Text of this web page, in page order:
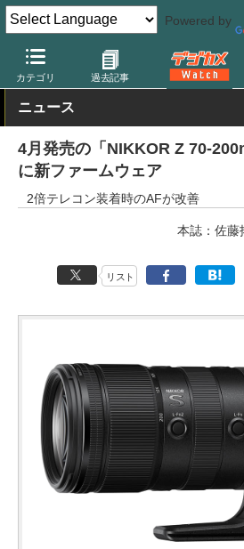
Powered by
カテゴリ 過去記事
デジカメ Watch レンズ 交換レンズ
ニュース
4月発売の「NIKKOR Z 70-
に新ファームウェア
2倍テレコン装着時のAFが改善
本誌：佐藤
リスト